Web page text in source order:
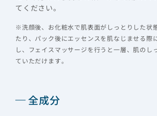
てください。
※洗顔後、お化粧水で肌表面がしっとりした状
たり、パック後にエッセンスを肌なじませる際
し、フェイスマッサージを行うと一層、肌のし
ていただけます。
全成分